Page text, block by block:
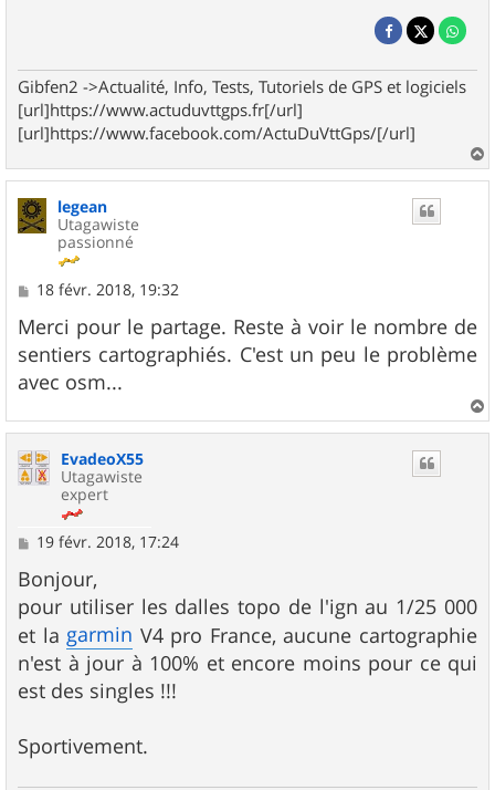
Gibfen2 ->Actualité, Info, Tests, Tutoriels de GPS et logiciels
[url]https://www.actuduvttgps.fr[/url]
[url]https://www.facebook.com/ActuDuVttGps/[/url]
a
u
legean
Utagawiste
passionné
M
s
s
a
g
e
18 févr. 2018, 19:32
Merci pour le partage. Reste à voir le nombre de
sentiers cartographiés. C'est un peu le problème
avec osm...
a
EvadeoX55
Utagawiste
expert
M
s
s
a
g
e
19 févr. 2018, 17:24
Bonjour,
pour utiliser les dalles topo de l'ign au 1/25 000
et lagarmin V4 pro France, aucune cartographie
n'est à jour à 100% et encore moins pour ce qui
est des singles !!!
Sportivement.